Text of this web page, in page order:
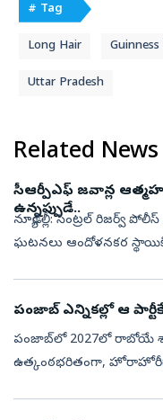
# Tag
Long Hair
Uttar Pradesh
Related
సీఆర్పీఎఫ్ జవాన్ల
ఉన్నప్పుడే..
న్యూఢిల్లీ: సెంట్రల్ రిజర్వ్
ఘటనలు ఆందోళనకర
పంజాబ్‌ ఎన్నికల్లో ఆ
పంజాబ్‌లో 2027లో రాబోయే
ఉత్కంఠభరితంగా, హోరాహోరీగా